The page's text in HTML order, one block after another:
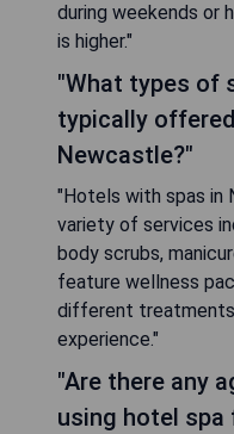
during weekends or
is higher."
"What types of
typically
Newcastle?"
"Hotels with spas in
variety of services
body scrubs,
feature wellness
different
experience."
"Are there any
using hotel